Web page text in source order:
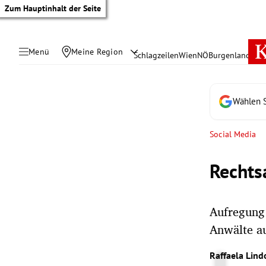
Zum Hauptinhalt der Seite
Menü Meine Region SchlagzeilenWienNÖBurgenland
Wählen
Social Media
Anwälte
Raffaela